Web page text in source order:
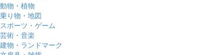
動物・植物
乗り物・地図
スポーツ・ゲーム
芸術・音楽
建物・ランドマーク